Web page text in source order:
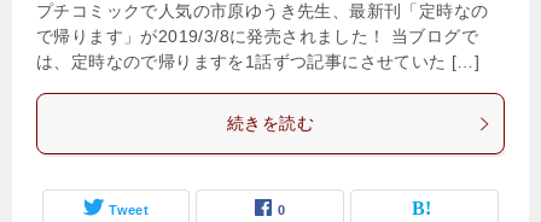
プチコミックで人気の市原ゆうき先生、最新刊「定時なの
で帰ります」が2019/3/8に発売されました！ 当ブログで
は、定時なので帰りますを1話ずつ記事にさせていた […]
続きを読む
Tweet 0